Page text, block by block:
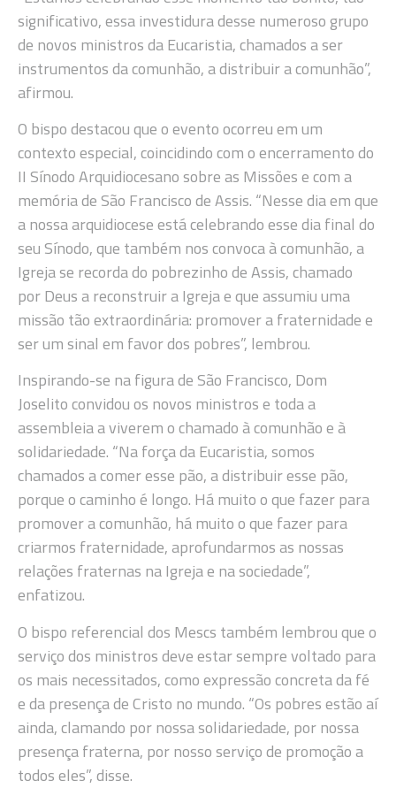
significativo, essa investidura desse numeroso grupo
de novos ministros da Eucaristia, chamados a ser
instrumentos da comunhão, a distribuir a comunhão”,
afirmou.
O bispo destacou que o evento ocorreu em um
contexto especial, coincidindo com o encerramento do
II Sínodo Arquidiocesano sobre as Missões e com a
memória de São Francisco de Assis. “Nesse dia em que
a nossa arquidiocese está celebrando esse dia final do
seu Sínodo, que também nos convoca à comunhão, a
Igreja se recorda do pobrezinho de Assis, chamado
por Deus a reconstruir a Igreja e que assumiu uma
missão tão extraordinária: promover a fraternidade e
ser um sinal em favor dos pobres”, lembrou.
Inspirando-se na figura de São Francisco, Dom
Joselito convidou os novos ministros e toda a
assembleia a viverem o chamado à comunhão e à
solidariedade. “Na força da Eucaristia, somos
chamados a comer esse pão, a distribuir esse pão,
porque o caminho é longo. Há muito o que fazer para
promover a comunhão, há muito o que fazer para
criarmos fraternidade, aprofundarmos as nossas
relações fraternas na Igreja e na sociedade”,
enfatizou.
O bispo referencial dos Mescs também lembrou que o
serviço dos ministros deve estar sempre voltado para
os mais necessitados, como expressão concreta da fé
e da presença de Cristo no mundo. “Os pobres estão aí
ainda, clamando por nossa solidariedade, por nossa
presença fraterna, por nosso serviço de promoção a
todos eles”, disse.